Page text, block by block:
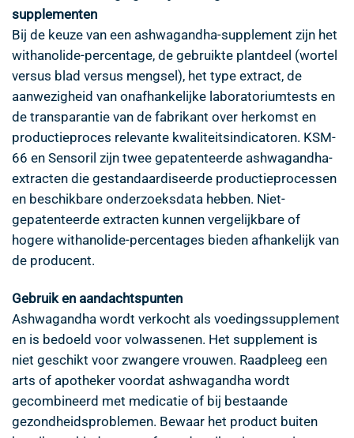
supplementen
Bij de keuze van een ashwagandha-supplement zijn het
withanolide-percentage, de gebruikte plantdeel (wortel
versus blad versus mengsel), het type extract, de
aanwezigheid van onafhankelijke laboratoriumtests en
de transparantie van de fabrikant over herkomst en
productieproces relevante kwaliteitsindicatoren. KSM-
66 en Sensoril zijn twee gepatenteerde ashwagandha-
extracten die gestandaardiseerde productieprocessen
en beschikbare onderzoeksdata hebben. Niet-
gepatenteerde extracten kunnen vergelijkbare of
hogere withanolide-percentages bieden afhankelijk van
de producent.
Gebruik en aandachtspunten
Ashwagandha wordt verkocht als voedingssupplement
en is bedoeld voor volwassenen. Het supplement is
niet geschikt voor zwangere vrouwen. Raadpleeg een
arts of apotheker voordat ashwagandha wordt
gecombineerd met medicatie of bij bestaande
gezondheidsproblemen. Bewaar het product buiten